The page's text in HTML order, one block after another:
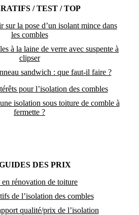
/ TEST / TOP
sur la pose d’un isolant mince dans
les combles
à la laine de verre avec suspente à
clipser
sandwich : que faut-il faire ?
pour l’isolation des combles
isolation sous toiture de comble à
fermette ?
DES PRIX
rénovation de toiture
de l’isolation des combles
qualité/prix de l’isolation